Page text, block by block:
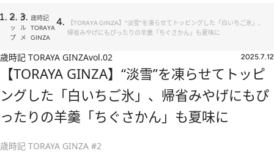
ト
ッ
プ
グ
ル
メ
歳時記
TORAYA
GINZA
【TORAYA GINZA】“淡雪”を凍らせてトッピングした「白いちご氷」、
帰省みやげにもぴったりの羊羹「ちぐさかん」も夏味に
歳時記 TORAYA GINZAvol.02 2025.7.12
【TORAYA GINZA】“淡雪”を凍らせてトッピ
ングした「白いちご氷」、帰省みやげにもぴ
ったりの羊羹「ちぐさかん」も夏味に
歳時記 TORAYA GINZA #2